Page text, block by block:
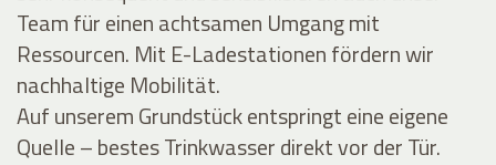
Team für einen achtsamen Umgang mit
Ressourcen. Mit E-Ladestationen fördern wir
nachhaltige Mobilität.
Auf unserem Grundstück entspringt eine eigene
Quelle – bestes Trinkwasser direkt vor der Tür.